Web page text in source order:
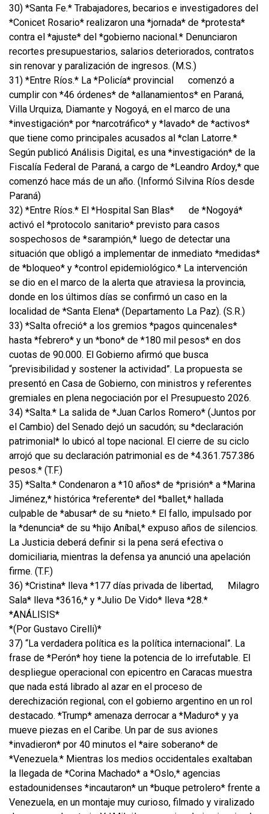
30) *Santa Fe.* Trabajadores, becarios e investigadores del
*Conicet Rosario* realizaron una *jornada* de *protesta*
contra el *ajuste* del *gobierno nacional.* Denunciaron
recortes presupuestarios, salarios deteriorados, contratos
sin renovar y paralización de ingresos. (M.S.)
31) *Entre Ríos.* La *Policía* provincial
comenzó a
cumplir con *46 órdenes* de *allanamientos* en Paraná,
Villa Urquiza, Diamante y Nogoyá, en el marco de una
*investigación* por *narcotráfico* y *lavado* de *activos*
que tiene como principales acusados al *clan Latorre.*
Según publicó Análisis Digital, es una *investigación* de la
Fiscalía Federal de Paraná, a cargo de *Leandro Ardoy,* que
comenzó hace más de un año. (Informó Silvina Ríos desde
Paraná)
32) *Entre Ríos.* El *Hospital San Blas*
de *Nogoyá*
activó el *protocolo sanitario* previsto para casos
sospechosos de *sarampión,* luego de detectar una
situación que obligó a implementar de inmediato *medidas*
de *bloqueo* y *control epidemiológico.* La intervención
se dio en el marco de la alerta que atraviesa la provincia,
donde en los últimos días se confirmó un caso en la
localidad de *Santa Elena* (Departamento La Paz). (S.R.)
33) *Salta ofreció* a los gremios *pagos quincenales*
hasta *febrero* y un *bono* de *180 mil pesos* en dos
cuotas de 90.000. El Gobierno afirmó que busca
“previsibilidad y sostener la actividad”. La propuesta se
presentó en Casa de Gobierno, con ministros y referentes
gremiales en plena negociación por el Presupuesto 2026.
34) *Salta.* La salida de *Juan Carlos Romero* (Juntos por
el Cambio) del Senado dejó un sacudón; su *declaración
patrimonial* lo ubicó al tope nacional. El cierre de su ciclo
arrojó que su declaración patrimonial es de *4.361.757.386
pesos.* (T.F.)
35) *Salta.* Condenaron a *10 años* de *prisión* a *Marina
Jiménez,* histórica *referente* del *ballet,* hallada
culpable de *abusar* de su *nieto.* El fallo, impulsado por
la *denuncia* de su *hijo Aníbal,* expuso años de silencios.
La Justicia deberá definir si la pena será efectiva o
domiciliaria, mientras la defensa ya anunció una apelación
firme. (T.F.)
36) *Cristina* lleva *177 días privada de libertad,
Milagro
Sala* lleva *3616,* y *Julio De Vido* lleva *28.*
*ANÁLISIS*
*(Por Gustavo Cirelli)*
37) “La verdadera política es la política internacional”. La
frase de *Perón* hoy tiene la potencia de lo irrefutable. El
despliegue operacional con epicentro en Caracas muestra
que nada está librado al azar en el proceso de
derechización regional, con el gobierno argentino en un rol
destacado. *Trump* amenaza derrocar a *Maduro* y ya
mueve piezas en el Caribe. Un par de sus aviones
*invadieron* por 40 minutos el *aire soberano* de
*Venezuela.* Mientras los medios occidentales exaltaban
la llegada de *Corina Machado* a *Oslo,* agencias
estadounidenses *incautaron* un *buque petrolero* frente a
Venezuela, en un montaje muy curioso, filmado y viralizado